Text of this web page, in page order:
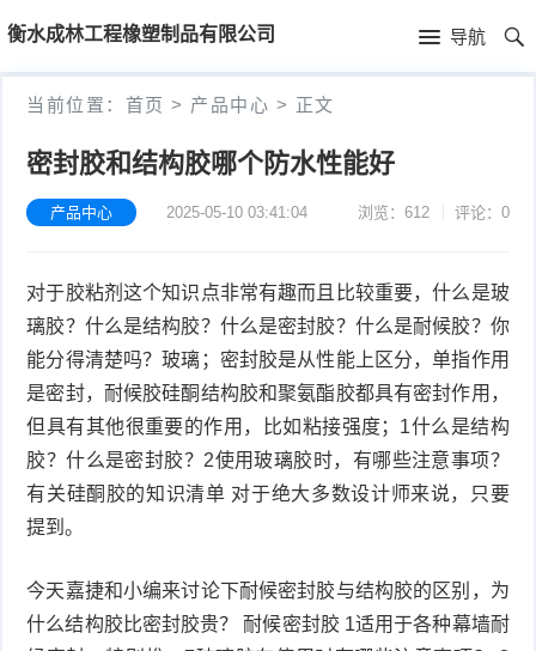
衡水成林工程橡塑制品有限公司 导航
首
页
首
当前位置： 首页 > 产品中心 > 正文
密封胶和结构胶哪个防水性能好
产品中心 2025-05-10 03:41:04 浏览：612 评论：0
对于胶粘剂这个知识点非常有趣而且比较重要，什么是玻
璃胶？什么是结构胶？什么是密封胶？什么是耐候胶？你
能分得清楚吗？玻璃；密封胶是从性能上区分，单指作用
是密封，耐候胶硅酮结构胶和聚氨酯胶都具有密封作用，
但具有其他很重要的作用，比如粘接强度；1什么是结构
胶？什么是密封胶？2使用玻璃胶时，有哪些注意事项？
有关硅酮胶的知识清单 对于绝大多数设计师来说，只要
提到。
今天嘉捷和小编来讨论下耐候密封胶与结构胶的区别，为
什么结构胶比密封胶贵？ 耐候密封胶 1适用于各种幕墙耐